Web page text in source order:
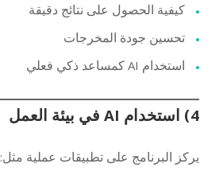
كيفية الحصول على نتائج دقيقة
تحسين جودة المخرجات
استخدام AI كمساعد ذكي فعلي
4) استخدام AI في بيئة العمل
يركز البرنامج على تطبيقات عملية مثل: